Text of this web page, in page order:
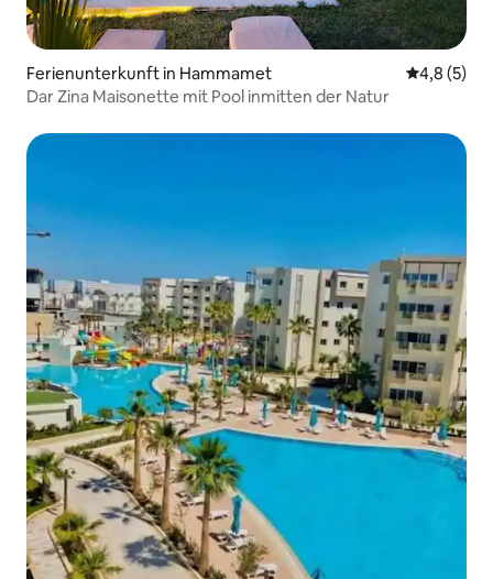
Ferienunterkunft in Hammamet
4,8 (5)
Dar Zina Maisonette mit Pool inmitten der Natur